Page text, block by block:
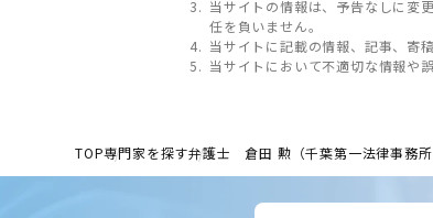
当サイトの情報は、予告なしに変
任を負いません。
当サイトに記載の情報、記事、寄
当サイトにおいて不適切な情報や
TOP専門家を探す弁護士 倉田 勲（千葉第一法律事務所